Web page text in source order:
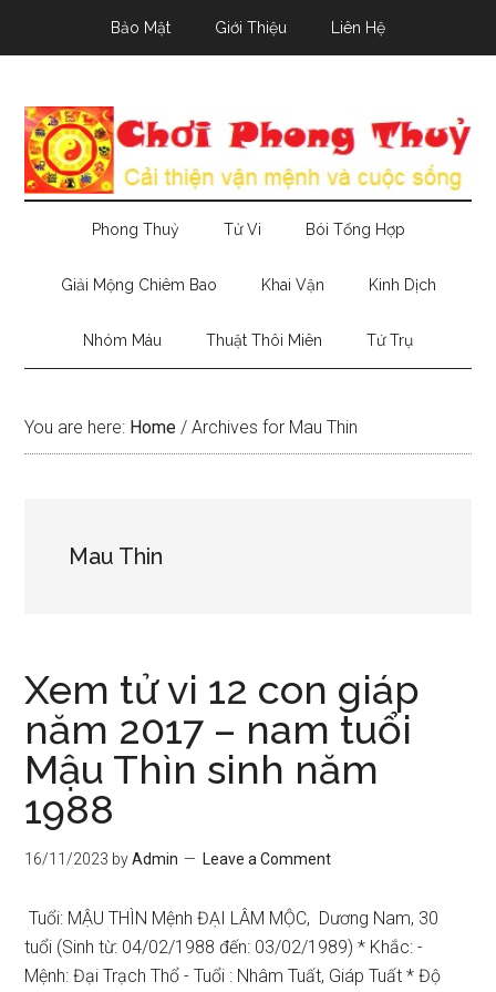
Bảo Mật Giới Thiệu Liên Hệ
Phong Thuỷ Tử Vi Bói Tổng Hợp
Giải Mộng Chiêm Bao Khai Vận Kinh Dịch
Nhóm Máu Thuật Thôi Miên Tứ Trụ
You are here: Home / Archives for Mau Thin
Mau Thin
Xem tử vi 12 con giáp
năm 2017 – nam tuổi
Mậu Thìn sinh năm
1988
16/11/2023 byAdmin Leave a Comment
Tuổi: MẬU THÌN Mệnh ĐẠI LÂM MỘC, Dương Nam, 30
tuổi (Sinh từ: 04/02/1988 đến: 03/02/1989) * Khắc: -
Mệnh: Đại Trạch Thổ - Tuổi : Nhâm Tuất, Giáp Tuất * Độ